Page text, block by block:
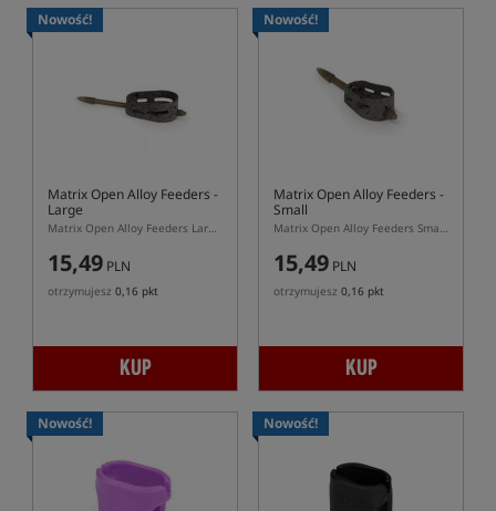
Nowość!
Matrix Open Alloy Feeders -
Large
Matrix Open Alloy Feeders Large – duży podajnik z burtami do pelletu i zanęty
15,49 PLN
otrzymujesz 0,16 pkt
KUP
Nowość!
Matrix Open Alloy Feeders -
Small
Matrix Open Alloy Feeders Small – mały podajnik z burtami do pelletu
15,49 PLN
otrzymujesz 0,16 pkt
KUP
Nowość! Nowość!